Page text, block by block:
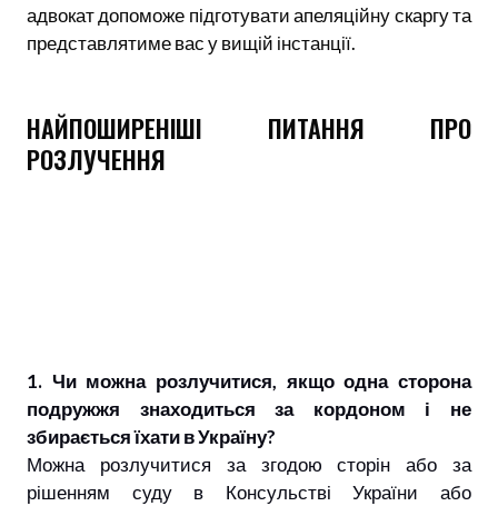
адвокат допоможе підготувати апеляційну скаргу та
представлятиме вас у вищій інстанції.
НАЙПОШИРЕНІШІ ПИТАННЯ ПРО
РОЗЛУЧЕННЯ
1. Чи можна розлучитися, якщо одна сторона
подружжя знаходиться за кордоном і не
збирається їхати в Україну?
Можна розлучитися за згодою сторін або за
рішенням суду в Консульстві України або